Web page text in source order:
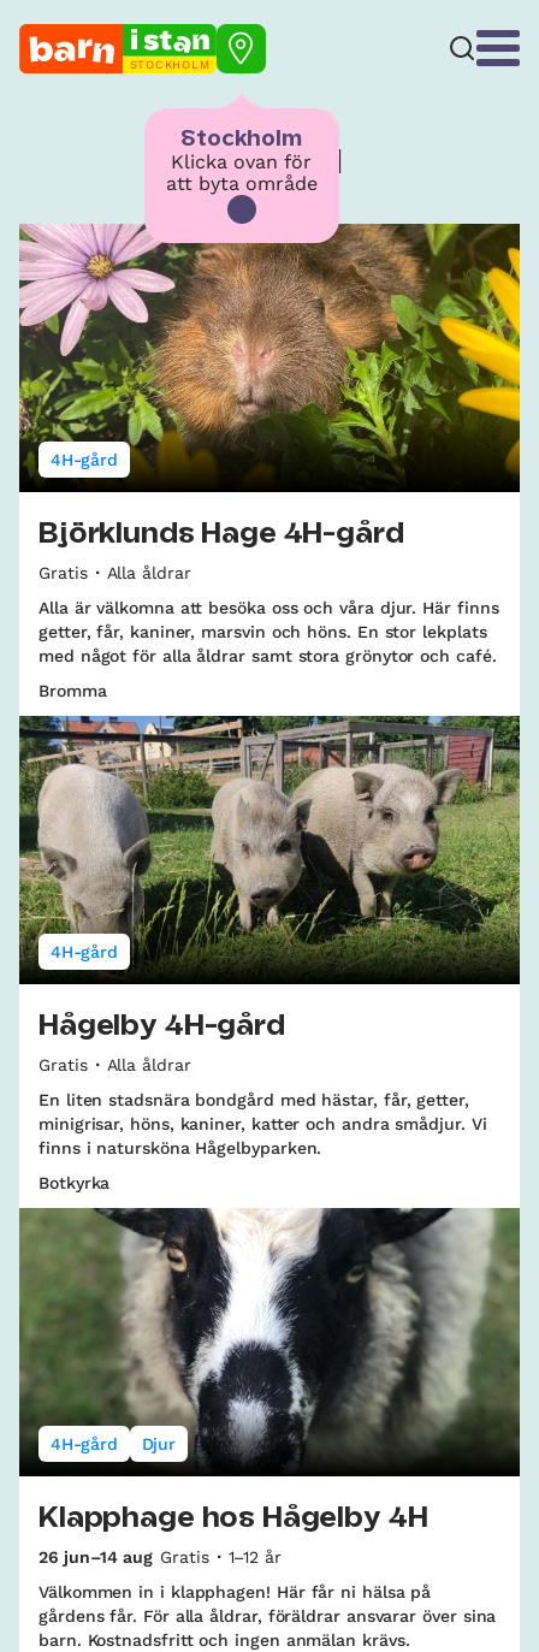
STOCKHOLM
Stockholm
Klicka ovan för
att byta område
4H-gård
4H-gård
Björklunds Hage 4H-gård
Gratis
Alla åldrar
Alla är välkomna att besöka oss och våra djur. Här finns
getter, får, kaniner, marsvin och höns. En stor lekplats
med något för alla åldrar samt stora grönytor och café.
Bromma
4H-gård
Hågelby 4H-gård
Gratis
Alla åldrar
En liten stadsnära bondgård med hästar, får, getter,
minigrisar, höns, kaniner, katter och andra smådjur. Vi
finns i natursköna Hågelbyparken.
Botkyrka
4H-gård Djur
Klapphage hos Hågelby 4H
26 jun–14 aug Gratis
1–12 år
Välkommen in i klapphagen! Här får ni hälsa på
gårdens får. För alla åldrar, föräldrar ansvarar över sina
barn. Kostnadsfritt och ingen anmälan krävs.